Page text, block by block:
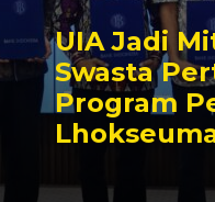
UIA Jadi
Swasta
Program